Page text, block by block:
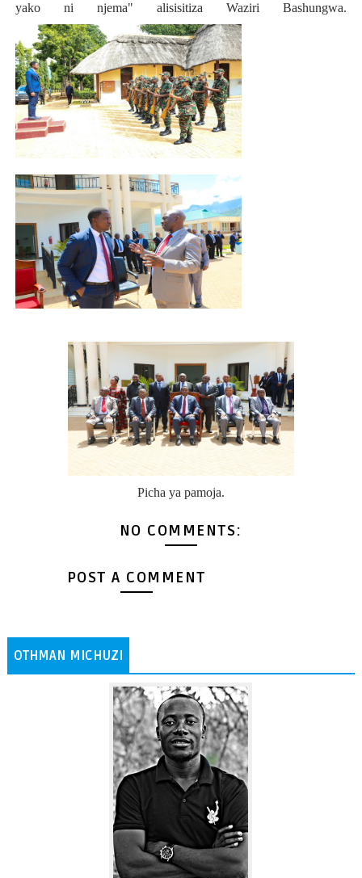
yako ni njema" alisisitiza Waziri Bashungwa.
Picha ya pamoja.
NO COMMENTS:
POST A COMMENT
OTHMAN MICHUZI